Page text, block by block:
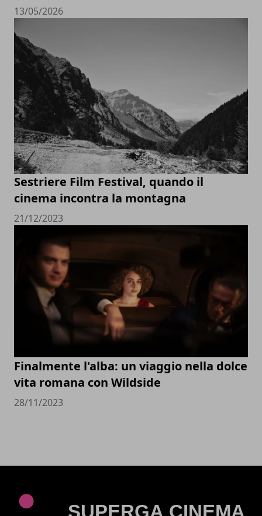
13/05/2026
Sestriere Film Festival, quando il
cinema incontra la montagna
21/12/2023
Finalmente l'alba: un viaggio nella dolce
vita romana con Wildside
28/11/2023